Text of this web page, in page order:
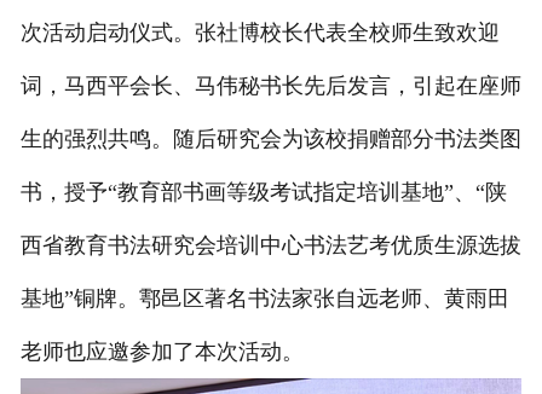
次活动启动仪式。张社博校长代表全校师生致欢迎
词，马西平会长、马伟秘书长先后发言，引起在座师
生的强烈共鸣。随后研究会为该校捐赠部分书法类图
书，授予“教育部书画等级考试指定培训基地”、“陕
西省教育书法研究会培训中心书法艺考优质生源选拔
基地”铜牌。鄠邑区著名书法家张自远老师、黄雨田
老师也应邀参加了本次活动。